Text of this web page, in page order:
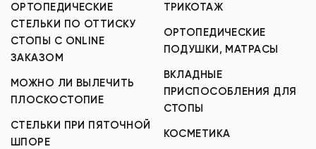
ОРТОПЕДИЧЕСКИЕ
СТЕЛЬКИ ПО ОТТИСКУ
СТОПЫ С ONLINE
ЗАКАЗОМ
МОЖНО ЛИ ВЫЛЕЧИТЬ
ПЛОСКОСТОПИЕ
СТЕЛЬКИ ПРИ ПЯТОЧНОЙ
ШПОРЕ
ТРИКОТАЖ
ОРТОПЕДИЧЕСКИЕ
ПОДУШКИ, МАТРАСЫ
ВКЛАДНЫЕ
ПРИСПОСОБЛЕНИЯ ДЛЯ
СТОПЫ
КОСМЕТИКА